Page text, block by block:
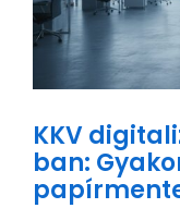
KKV
ban: